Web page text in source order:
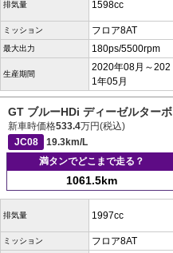
排気量 1598cc
ミッション フロア8AT
最大出力 180ps/5500rpm
生産期間
2020年08月～202
1年05月
GT ブルーHDi ディーゼルターボ
新車時価格533.4万円(税込)
JC08
19.3km/L
満タンでどこまで走る？
1061.5km
排気量 1997cc
ミッション フロア8AT